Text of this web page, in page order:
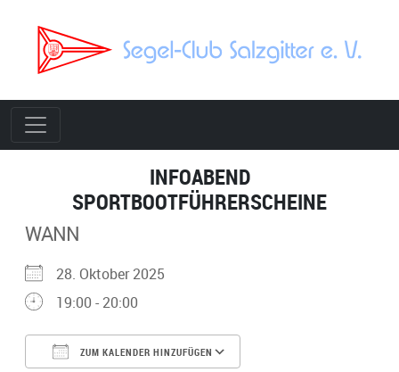
INFOABEND
SPORTBOOTFÜHRERSCHEINE
WANN
28. Oktober 2025
19:00 - 20:00
ZUM KALENDER HINZUFÜGEN